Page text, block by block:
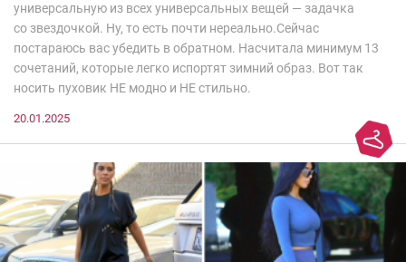
универсальную из всех универсальных вещей — задачка
со звездочкой. Ну, то есть почти нереально.Сейчас
постараюсь вас убедить в обратном. Насчитала минимум 13
сочетаний, которые легко испортят зимний образ. Вот так
носить пуховик НЕ модно и НЕ стильно.
20.01.2025